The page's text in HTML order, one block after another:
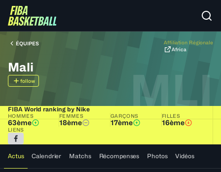
ÉQUIPES
Mali
follow
Affiliation Régionale
Africa
MLI
FIBA World ranking by Nike
HOMMES
63ème
FEMMES
18ème
GARÇONS
17ème
FILLES
16ème
LIENS
Actus Calendrier Matchs Récompenses Photos Vidéos